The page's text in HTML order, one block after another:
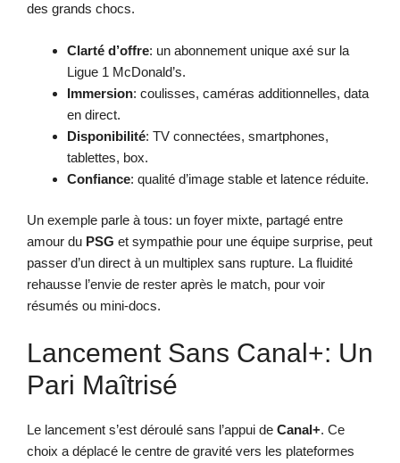
des grands chocs.
Clarté d’offre: un abonnement unique axé sur la
Ligue 1 McDonald’s.
Immersion: coulisses, caméras additionnelles, data
en direct.
Disponibilité: TV connectées, smartphones,
tablettes, box.
Confiance: qualité d’image stable et latence réduite.
Un exemple parle à tous: un foyer mixte, partagé entre
amour du PSG et sympathie pour une équipe surprise, peut
passer d’un direct à un multiplex sans rupture. La fluidité
rehausse l’envie de rester après le match, pour voir
résumés ou mini-docs.
Lancement Sans Canal+: Un
Pari Maîtrisé
Le lancement s’est déroulé sans l’appui de Canal+. Ce
choix a déplacé le centre de gravité vers les plateformes